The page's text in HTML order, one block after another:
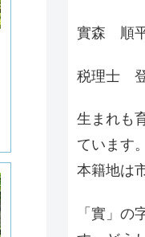
實森 順
税理士
生まれも
ています。
本籍地は
「實」